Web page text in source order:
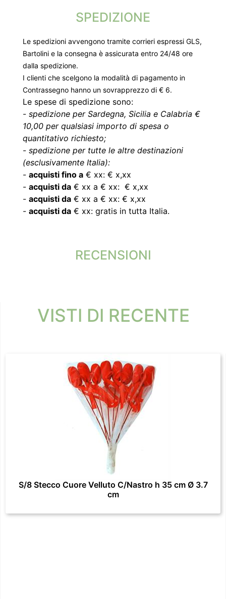
SPEDIZIONE
Le spedizioni avvengono tramite corrieri espressi GLS,
Bartolini e la consegna è assicurata entro 24/48 ore
dalla spedizione.
I clienti che scelgono la modalità di pagamento in
Contrassegno hanno un sovrapprezzo di € 6.
Le spese di spedizione sono:
- spedizione per Sardegna, Sicilia e Calabria €
10,00 per qualsiasi importo di spesa o
quantitativo richiesto;
- spedizione per tutte le altre destinazioni
(esclusivamente Italia):
- acquisti fino a € xx: € x,xx
- acquisti da € xx a € xx: € x,xx
- acquisti da € xx a € xx: € x,xx
- acquisti da € xx: gratis in tutta Italia.
RECENSIONI
VISTI DI RECENTE
S/8 Stecco Cuore Velluto C/Nastro h 35 cm Ø 3.7
cm